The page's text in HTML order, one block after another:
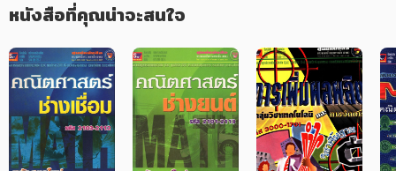
หนังสือที่คุณน่าจะสนใจ